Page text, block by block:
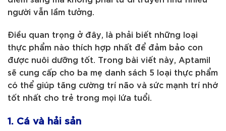
người vẫn lầm tưởng.
Điều quan trọng ở đây, là phải biết những loại
thực phẩm nào thích hợp nhất để đảm bảo con
được nuôi dưỡng tốt. Trong bài viết này, Aptamil
sẽ cung cấp cho ba mẹ danh sách 5 loại thực phẩm
có thể giúp tăng cường trí não và sức mạnh trí nhớ
tốt nhất cho trẻ trong mọi lứa tuổi.
1. Cá và hải sản